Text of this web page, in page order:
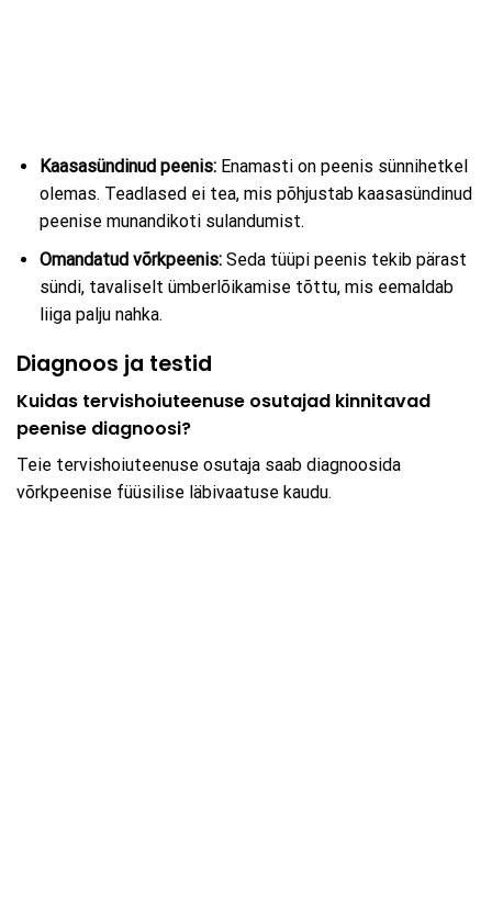
Kaasasündinud peenis:Enamasti on peenis sünnihetkel
olemas. Teadlased ei tea, mis põhjustab kaasasündinud
peenise munandikoti sulandumist.
Omandatud võrkpeenis:Seda tüüpi peenis tekib pärast
sündi, tavaliselt ümberlõikamise tõttu, mis eemaldab
liiga palju nahka.
Diagnoos ja testid
Kuidas tervishoiuteenuse osutajad kinnitavad
peenise diagnoosi?
Teie tervishoiuteenuse osutaja saab diagnoosida
võrkpeenise füüsilise läbivaatuse kaudu.